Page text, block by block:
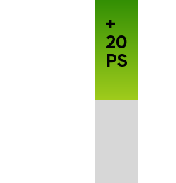
+
20
PS